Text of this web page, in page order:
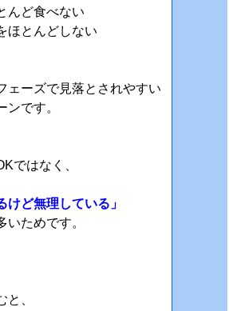
んど食べない
ほとんどしない
ェーズで見落とされやすい
ンです。
ではなく、
けど無理している」
いためです。
と、